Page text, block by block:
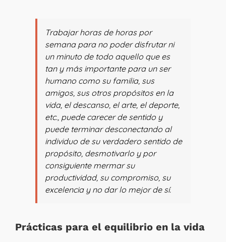
Trabajar horas de horas por
semana para no poder disfrutar ni
un minuto de todo aquello que es
tan y más importante para un ser
humano como su familia, sus
amigos, sus otros propósitos en la
vida, el descanso, el arte, el deporte,
etc., puede carecer de sentido y
puede terminar desconectando al
individuo de su verdadero sentido de
propósito, desmotivarlo y por
consiguiente mermar su
productividad, su compromiso, su
excelencia y no dar lo mejor de sí.
Prácticas para el equilibrio en la vida